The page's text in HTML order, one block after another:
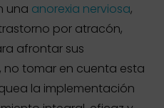
una anorexia nerviosa,
por atracón,
afrontar sus
no tomar en cuenta esta
la implementación